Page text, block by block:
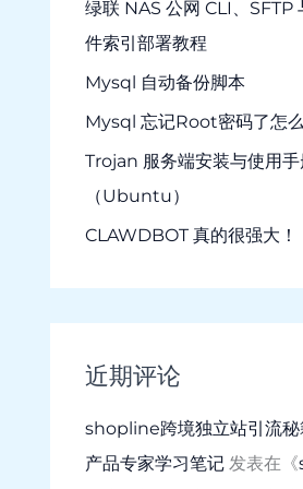
绿联 NAS 公网 CLI、SFTP
件索引部署教程
Mysql 自动备份脚本
Mysql 忘记Root密码了怎
Trojan 服务端安装与使用手
（Ubuntu）
CLAWDBOT 真的很强大！
近期评论
shopline跨境独立站引流秘
产品专家学习笔记 发表在《